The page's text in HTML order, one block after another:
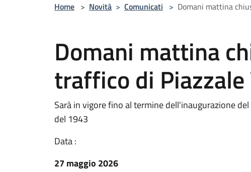
Home > Novità > Comunicati > Domani mattina
Domani mattina
traffico di
Sarà in vigore fino al termine dell'inaugurazione
del 1943
Data :
27 maggio 2026